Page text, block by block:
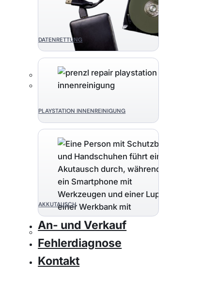
DATENRETTUNG
PLAYSTATION INNENREINIGUNG
AKKUTAUSCH
An- und Verkauf
Fehlerdiagnose
Kontakt